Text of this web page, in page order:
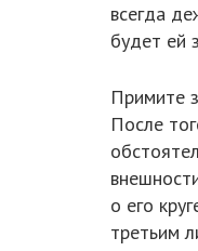
всегда
будет ей
Примите
После
о его
третьим